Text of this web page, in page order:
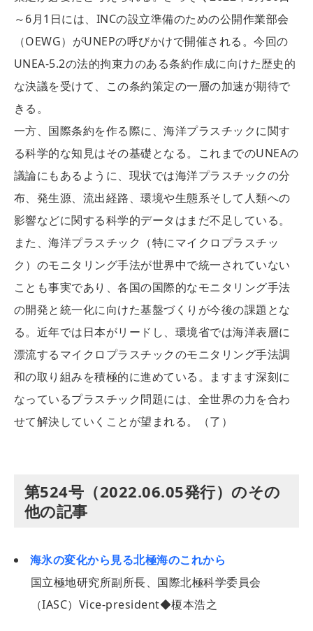
～6月1日には、INCの設立準備のための公開作業部会
（OEWG）がUNEPの呼びかけで開催される。今回の
UNEA-5.2の法的拘束力のある条約作成に向けた歴史的
な決議を受けて、この条約策定の一層の加速が期待で
きる。
一方、国際条約を作る際に、海洋プラスチックに関す
る科学的な知見はその基礎となる。これまでのUNEAの
議論にもあるように、現状では海洋プラスチックの分
布、発生源、流出経路、環境や生態系そして人類への
影響などに関する科学的データはまだ不足している。
また、海洋プラスチック（特にマイクロプラスチッ
ク）のモニタリング手法が世界中で統一されていない
ことも事実であり、各国の国際的なモニタリング手法
の開発と統一化に向けた基盤づくりが今後の課題とな
る。近年では日本がリードし、環境省では海洋表層に
漂流するマイクロプラスチックのモニタリング手法調
和の取り組みを積極的に進めている。ますます深刻に
なっているプラスチック問題には、全世界の力を合わ
せて解決していくことが望まれる。（了）
第524号（2022.06.05発行）のその
他の記事
海氷の変化から見る北極海のこれから
国立極地研究所副所長、国際北極科学委員会
（IASC）Vice-president◆榎本浩之